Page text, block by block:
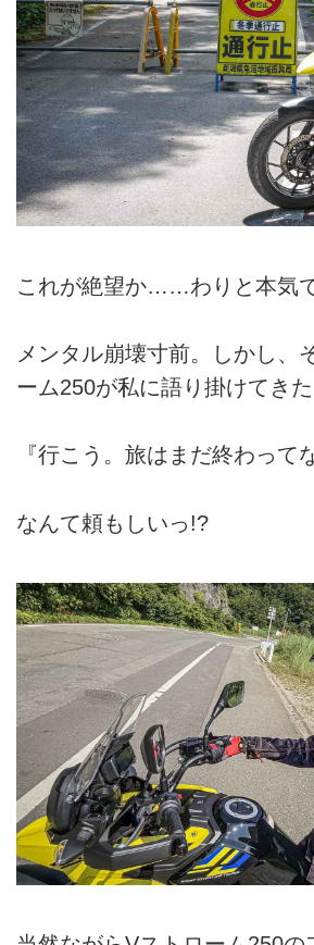
これが絶望か……わりと本気で
メンタル崩壊寸前。しかし、
ーム250が私に語り掛けてきた
『行こう。旅はまだ終わって
なんて頼もしいっ!?